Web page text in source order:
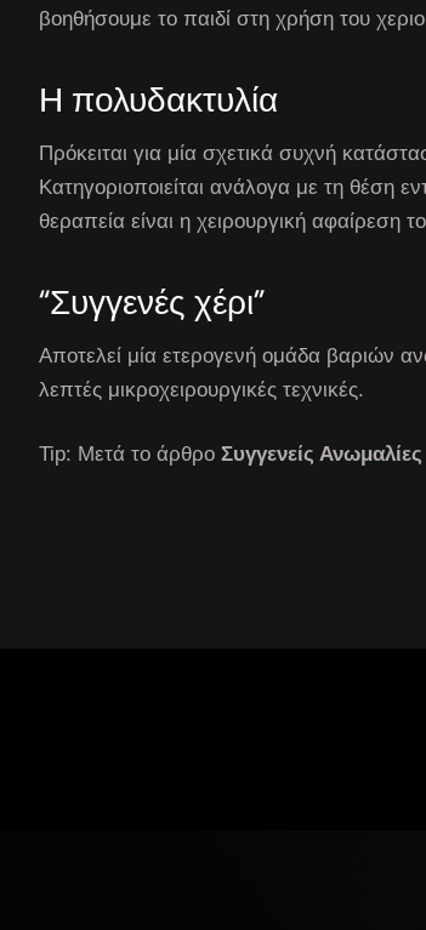
βοηθήσουμε το παιδί στη χρήση του
Η πολυδακτυλία
Πρόκειται για μία σχετικά συχνή
Κατηγοριοποιείται ανάλογα με τη θέση
θεραπεία είναι η χειρουργική αφαίρεση
“Συγγενές χέρι”
Αποτελεί μία ετερογενή ομάδα βαριών
λεπτές μικροχειρουργικές τεχνικές.
Tip: Μετά το άρθρο Συγγενείς